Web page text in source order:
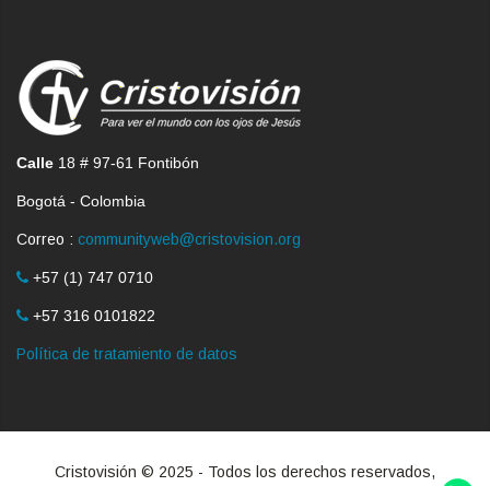
Calle 18 # 97-61 Fontibón
Bogotá - Colombia
Correo : communityweb@cristovision.org
+57 (1) 747 0710
+57 316 0101822
Política de tratamiento de datos
Cristovisión © 2025 - Todos los derechos reservados,